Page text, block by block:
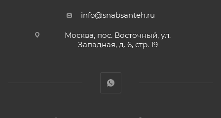
info@snabsanteh.ru
Москва, пос. Восточный, ул.
Западная, д. 6, стр. 19